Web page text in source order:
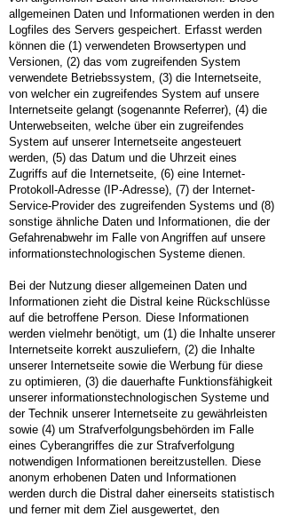
allgemeinen Daten und Informationen werden in den
Logfiles des Servers gespeichert. Erfasst werden
können die (1) verwendeten Browsertypen und
Versionen, (2) das vom zugreifenden System
verwendete Betriebssystem, (3) die Internetseite,
von welcher ein zugreifendes System auf unsere
Internetseite gelangt (sogenannte Referrer), (4) die
Unterwebseiten, welche über ein zugreifendes
System auf unserer Internetseite angesteuert
werden, (5) das Datum und die Uhrzeit eines
Zugriffs auf die Internetseite, (6) eine Internet-
Protokoll-Adresse (IP-Adresse), (7) der Internet-
Service-Provider des zugreifenden Systems und (8)
sonstige ähnliche Daten und Informationen, die der
Gefahrenabwehr im Falle von Angriffen auf unsere
informationstechnologischen Systeme dienen.
Bei der Nutzung dieser allgemeinen Daten und
Informationen zieht die Distral keine Rückschlüsse
auf die betroffene Person. Diese Informationen
werden vielmehr benötigt, um (1) die Inhalte unserer
Internetseite korrekt auszuliefern, (2) die Inhalte
unserer Internetseite sowie die Werbung für diese
zu optimieren, (3) die dauerhafte Funktionsfähigkeit
unserer informationstechnologischen Systeme und
der Technik unserer Internetseite zu gewährleisten
sowie (4) um Strafverfolgungsbehörden im Falle
eines Cyberangriffes die zur Strafverfolgung
notwendigen Informationen bereitzustellen. Diese
anonym erhobenen Daten und Informationen
werden durch die Distral daher einerseits statistisch
und ferner mit dem Ziel ausgewertet, den